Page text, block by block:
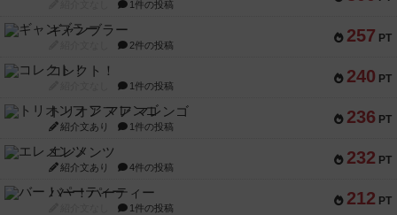
1件の投稿
257 PT
ギャンブラー
2件の投稿
240 PT
コレクト！
1件の投稿
236 PT
トリオンフ ア マレンゴ
紹介文あり 1件の投稿
232 PT
エレメンツ
紹介文あり 4件の投稿
212 PT
バー！パーティー
1件の投稿